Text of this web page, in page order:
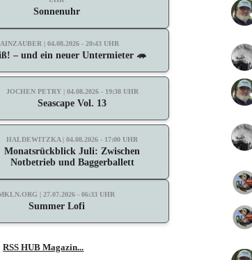
Sonnenuhr
| 04.08.2026 - 20:43 UHR
– und ein neuer Untermieter 🦔
JOCHEN PETRY | 04.08.2026 - 19:38 UHR
Seascape Vol. 13
HALDEWITZKA | 04.08.2026 - 17:00 UHR
Monatsrückblick Juli: Zwischen
Notbetrieb und Baggerballett
| 27.07.2026 - 06:33 UHR
Summer Lofi
RSS HUB Magazin...